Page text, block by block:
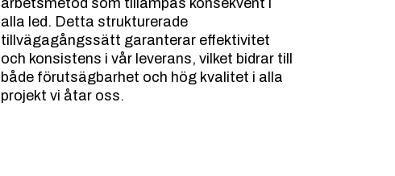
arbetsmetod som tillämpas konsekvent i
alla led. Detta strukturerade
tillvägagångssätt garanterar effektivitet
och konsistens i vår leverans, vilket bidrar till
både förutsägbarhet och hög kvalitet i alla
projekt vi åtar oss.